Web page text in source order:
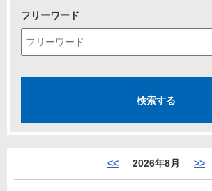
フリーワード
<< 2026年8月 >>